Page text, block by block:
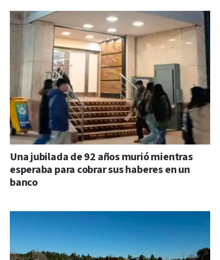
Una jubilada de 92 años murió mientras
esperaba para cobrar sus haberes en un
banco